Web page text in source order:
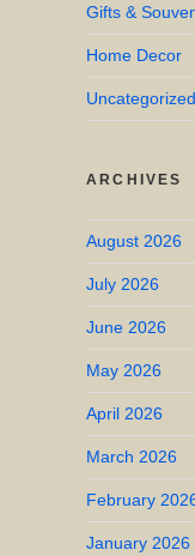
Gifts &
Home Decor
Uncategorized
ARCHIVES
August 2026
July 2026
June 2026
May 2026
April 2026
March 2026
February
January 2026